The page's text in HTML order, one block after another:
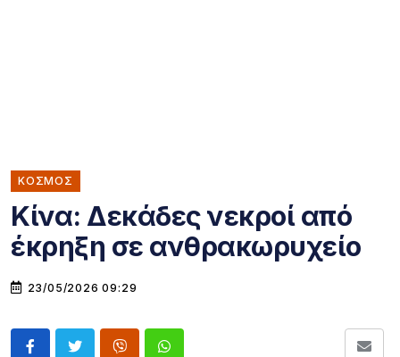
ΚΌΣΜΟΣ
Κίνα: Δεκάδες νεκροί από
έκρηξη σε ανθρακωρυχείο
23/05/2026 09:29